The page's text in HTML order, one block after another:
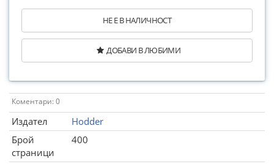
НЕ Е В НАЛИЧНОСТ
ДОБАВИ В ЛЮБИМИ
Коментари: 0
Издател
Hodder
Брой
страници
400